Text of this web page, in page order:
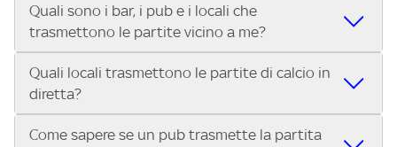
Quali sono i bar, i pub e i locali che
trasmettono le partite vicino a me?
Se cerchi un bar, pub, ristorante o locale vicino a te per
vedere le partite di Serie A ENILIVE, la Serie C Sky Wifi, la
UEFA Champions League, la UEFA Europa League, la UEFA
Conference League, il Tennis, la Formula 1®, la MotoGP™ e
Quali locali trasmettono le partite di calcio in
diretta?
Vuoi sapere quali bar, pub o ristoranti mostrano le partite
Come sapere se un pub trasmette la partita